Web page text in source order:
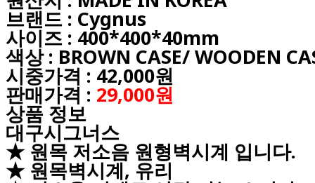
브랜드 : Cygnus
사이즈 : 400*400*40mm
색상 : BROWN CASE/ WOODEN
시중가격 : 42,000원
판매가격 : 29,000원
상품 정보
대구시그너스
★ 원목 저소음 원형벽시계 입니다.
★ 원목벽시계, 유리